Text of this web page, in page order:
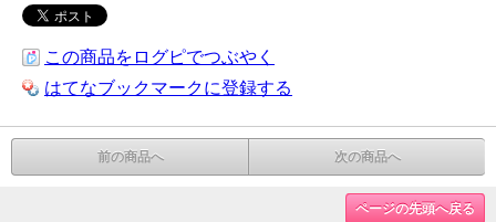
この商品をログピでつぶやく
はてなブックマークに登録する
前の商品へ 次の商品へ
ページの先頭へ戻る